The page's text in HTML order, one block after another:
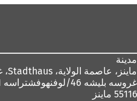
مدينة
ماينز، عاصمة الولاية،
غروسه بليشه 46/لوفنهوفشتراسه 1،
55116 ماينز